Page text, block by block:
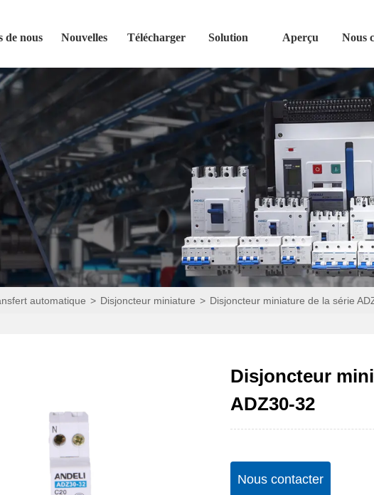
de nous Nouvelles Télécharger Solution Aperçu Nous
automatique > Disjoncteur miniature > Disjoncteur miniature de la série
Disjoncteur
ADZ30-32
Nous contacter